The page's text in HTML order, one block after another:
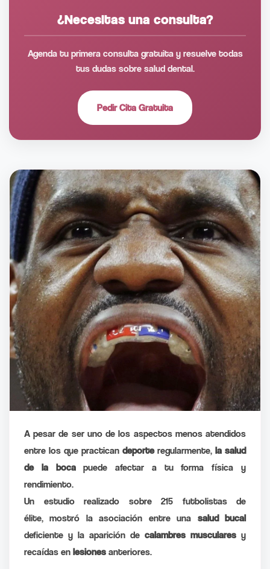
A pesar de ser uno de los aspectos menos atendidos
entre los que practican deporteregularmente, la salud
de la bocapuede afectar a tu forma física y
rendimiento.
Un estudio realizado sobre 215 futbolistas de
élite, mostró la asociación entre una salud bucal
deficiente y la aparición de calambres musculares y
recaídas en lesiones anteriores.
¿Necesitas una consulta?
Agenda tu primera consulta gratuita y resuelve todas
tus dudas sobre salud dental.
Pedir Cita Gratuita